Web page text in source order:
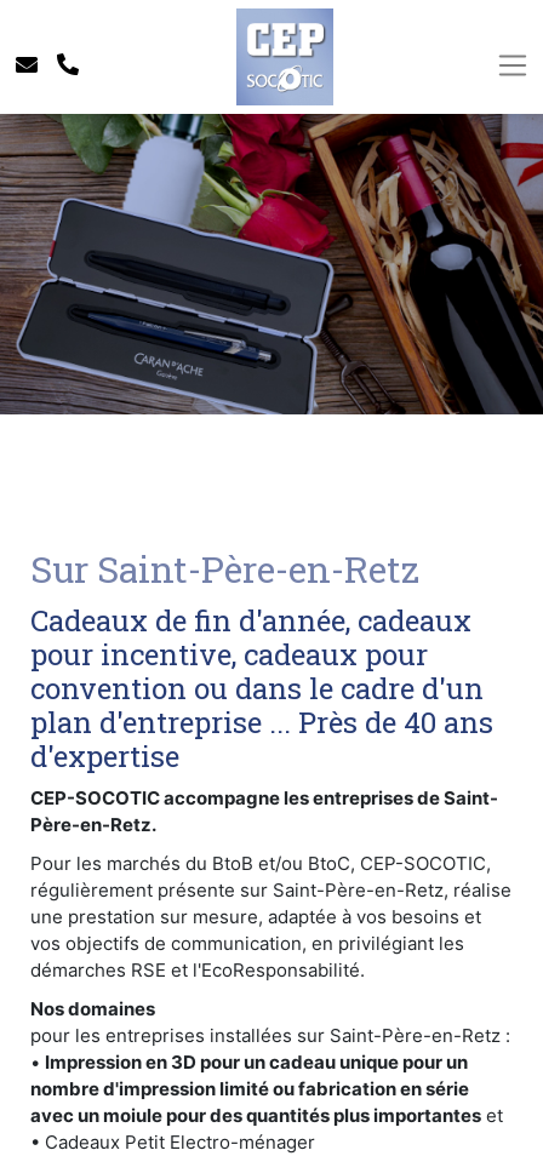
Sur Saint-Père-en-Retz
Cadeaux de fin d'année, cadeaux
pour incentive, cadeaux pour
convention ou dans le cadre d'un
plan d'entreprise ... Près de 40 ans
d'expertise
CEP-SOCOTIC accompagne les entreprises de Saint-
Père-en-Retz.
Pour les marchés du BtoB et/ou BtoC, CEP-SOCOTIC,
régulièrement présente sur Saint-Père-en-Retz, réalise
une prestation sur mesure, adaptée à vos besoins et
vos objectifs de communication, en privilégiant les
démarches RSE et l'EcoResponsabilité.
Nos domaines
pour les entreprises installées sur Saint-Père-en-Retz :
• Impression en 3D pour un cadeau unique pour un
nombre d'impression limité ou fabrication en série
avec un moiule pour des quantités plus importantes et
• Cadeaux Petit Electro-ménager